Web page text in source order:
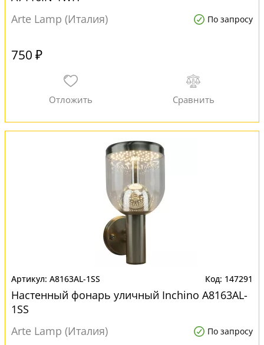
Arte Lamp (Италия)
По запросу
750 ₽
A8163AL-1SS 147291
Настенный фонарь уличный Inchino A8163AL-
1SS
Arte Lamp (Италия)
По запросу